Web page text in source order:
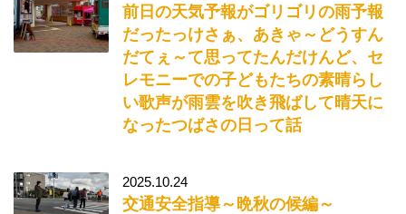
前日の天気予報がゴリゴリの雨予報
だったっけさぁ、あきゃ～どうすん
だてぇ～て思ってたんだけんど、セ
レモニーでの子どもたちの素晴らし
い歌声が雨雲を吹き飛ばして晴天に
なったつばさの日って話
2025.10.24
交通安全指導～晩秋の候編～